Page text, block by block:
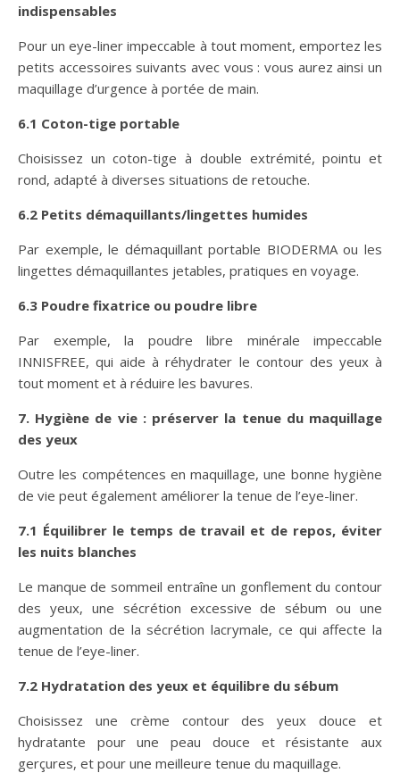
indispensables
Pour un eye-liner impeccable à tout moment, emportez les
petits accessoires suivants avec vous : vous aurez ainsi un
maquillage d’urgence à portée de main.
6.1 Coton-tige portable
Choisissez un coton-tige à double extrémité, pointu et
rond, adapté à diverses situations de retouche.
6.2 Petits démaquillants/lingettes humides
Par exemple, le démaquillant portable BIODERMA ou les
lingettes démaquillantes jetables, pratiques en voyage.
6.3 Poudre fixatrice ou poudre libre
Par exemple, la poudre libre minérale impeccable
INNISFREE, qui aide à réhydrater le contour des yeux à
tout moment et à réduire les bavures.
7. Hygiène de vie : préserver la tenue du maquillage
des yeux
Outre les compétences en maquillage, une bonne hygiène
de vie peut également améliorer la tenue de l’eye-liner.
7.1 Équilibrer le temps de travail et de repos, éviter
les nuits blanches
Le manque de sommeil entraîne un gonflement du contour
des yeux, une sécrétion excessive de sébum ou une
augmentation de la sécrétion lacrymale, ce qui affecte la
tenue de l’eye-liner.
7.2 Hydratation des yeux et équilibre du sébum
Choisissez une crème contour des yeux douce et
hydratante pour une peau douce et résistante aux
gerçures, et pour une meilleure tenue du maquillage.